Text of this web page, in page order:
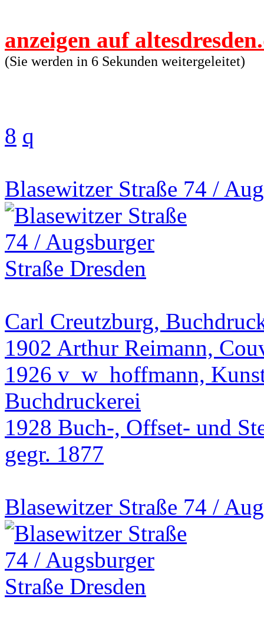
anzeigen auf
(Sie werden in 6 Sekunden weitergeleitet)
8 q
Blasewitzer Straße 74 /
Carl Creutzburg,
1902 Arthur Reimann,
1926 v_w_hoffmann,
Buchdruckerei
1928 Buch-, Offset- und
gegr. 1877
Blasewitzer Straße 74 /